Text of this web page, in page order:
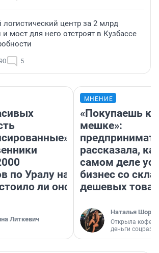
центр за 2 млрд
и мост для него отстроят в Кузбассе
5
по Уралу на
ли оно
Литкевич
МНЕНИЕ
«Покупаешь
мешке»:
рассказала,
самом деле
бизнес со
дешевых
Наталья
Открыла
деньги